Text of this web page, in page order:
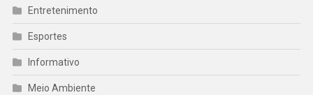
Entretenimento
Esportes
Informativo
Meio Ambiente